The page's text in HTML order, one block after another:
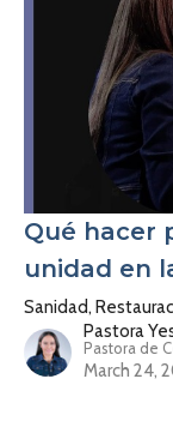
Qué hacer
unidad en
Sanidad,
Pastora
Pastora de
March 24,